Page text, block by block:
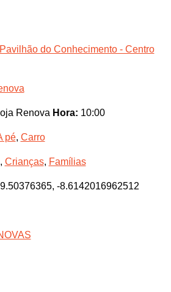
Pavilhão do Conhecimento - Centro
Renova Hora: 10:00
pé, Carro
, Crianças, Famílias
-8.6142016962512